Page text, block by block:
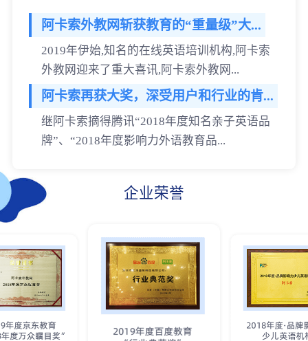
阿卡索外教网斩获教育的“重量级”大...
2019年伊始,知名的在线英语培训机构,阿卡索
外教网迎来了重大喜讯,阿卡索外教网...
阿卡索再获大奖，深受用户和行业的肯...
继阿卡索摘得腾讯“2018年度知名亲子英语品
牌”、“2018年度影响力外语教育品...
企业荣誉